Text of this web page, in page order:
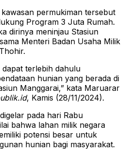
permukiman tersebut
Program 3 Juta Rumah.
dirinya meninjau Stasiun
Menteri Badan Usaha Milik
terlebih dahulu
hunian yang berada di
Manggarai,” kata Maruarar
, Kamis (28/11/2024).
pada hari Rabu
bahwa lahan milik negara
potensi besar untuk
hunian bagi masyarakat.